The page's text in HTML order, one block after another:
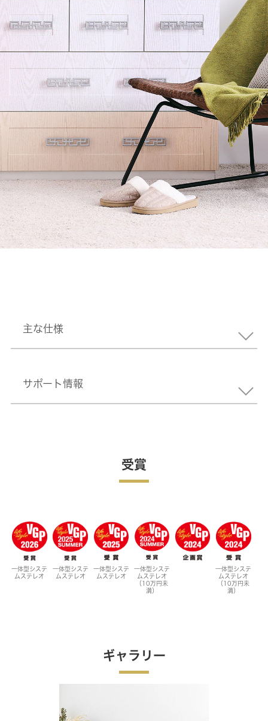
主な仕様
サポート情報
受賞
一体型システ
ムステレオ
一体型システ
ムステレオ
一体型システ
ムステレオ
一体型システ
ムステレオ
（10万円未
満）
一体型システ
ムステレオ
（10万円未
満）
ギャラリー